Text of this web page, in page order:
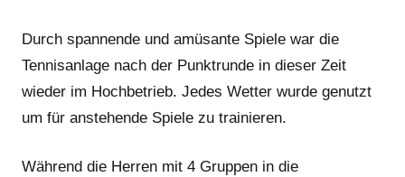
Durch spannende und amüsante Spiele war die
Tennisanlage nach der Punktrunde in dieser Zeit
wieder im Hochbetrieb. Jedes Wetter wurde genutzt
um für anstehende Spiele zu trainieren.
Während die Herren mit 4 Gruppen in die